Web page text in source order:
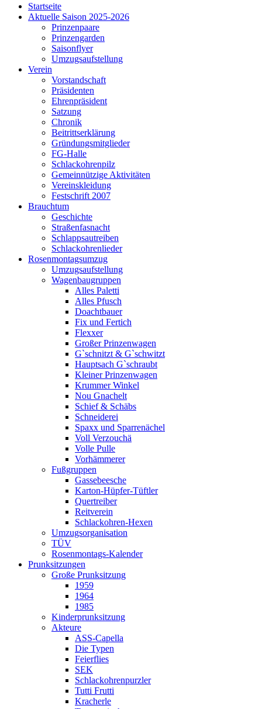
Startseite
Aktuelle Saison 2025-2026
Prinzenpaare
Prinzengarden
Saisonflyer
Umzugsaufstellung
Verein
Vorstandschaft
Präsidenten
Ehrenpräsident
Satzung
Chronik
Beitrittserklärung
Gründungsmitglieder
FG-Halle
Schlackohrenpilz
Gemeinnützige Aktivitäten
Vereinskleidung
Festschrift 2007
Brauchtum
Geschichte
Straßenfasnacht
Schlappsautreiben
Schlackohrenlieder
Rosenmontagsumzug
Umzugsaufstellung
Wagenbaugruppen
Alles Paletti
Alles Pfusch
Doachtbauer
Fix und Fertich
Flexxer
Großer Prinzenwagen
Gˋschnitzt & Gˋschwitzt
Hauptsach G`schraubt
Kleiner Prinzenwagen
Krummer Winkel
Nou Gnachelt
Schief & Schäbs
Schneiderei
Spaxx und Sparrenächel
Voll Verzouchä
Volle Pulle
Vorhämmerer
Fußgruppen
Gassebeesche
Karton-Hüpfer-Tüftler
Quertreiber
Reitverein
Schlackohren-Hexen
Umzugsorganisation
TÜV
Rosenmontags-Kalender
Prunksitzungen
Große Prunksitzung
1959
1964
1985
Kinderprunksitzung
Akteure
ASS-Capella
Die Typen
Feierflies
SEK
Schlackohrenpurzler
Tutti Frutti
Kracherle